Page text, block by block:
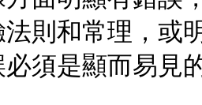
則和常理，或
須是顯而易見